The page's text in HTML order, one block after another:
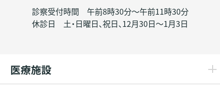
診察受付時間 午前8時30分～午前11時30分
休診日 土・日曜日、祝日、12月30日～1月3日
医療施設